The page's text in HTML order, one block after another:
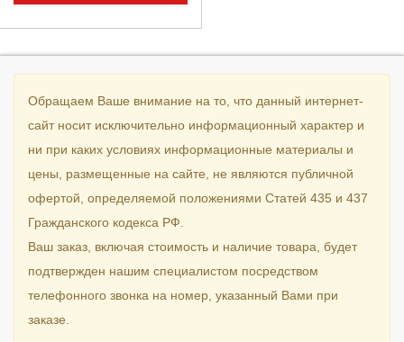
Обращаем Ваше внимание на то, что данный интернет-
сайт носит исключительно информационный характер и
ни при каких условиях информационные материалы и
цены, размещенные на сайте, не являются публичной
офертой, определяемой положениями Статей 435 и 437
Гражданского кодекса РФ.
Ваш заказ, включая стоимость и наличие товара, будет
подтвержден нашим специалистом посредством
телефонного звонка на номер, указанный Вами при
заказе.